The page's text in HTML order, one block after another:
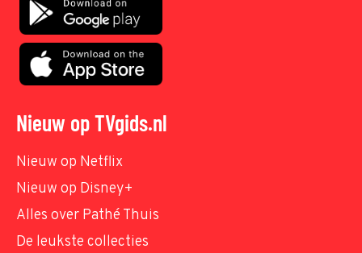
Nieuw op TVgids.nl
Nieuw op Netflix
Nieuw op Disney+
Alles over Pathé Thuis
De leukste collecties